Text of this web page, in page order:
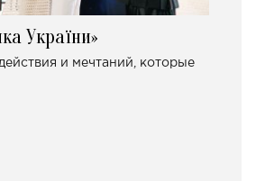
України»
и мечтаний, которые